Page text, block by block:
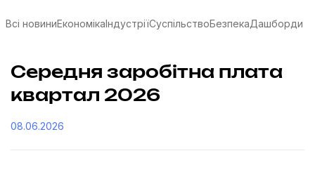
Всі новиниЕкономікаІндустріїСуспільствоБезпекаДашборди
Середня заробітна плата
квартал 2026
08.06.2026